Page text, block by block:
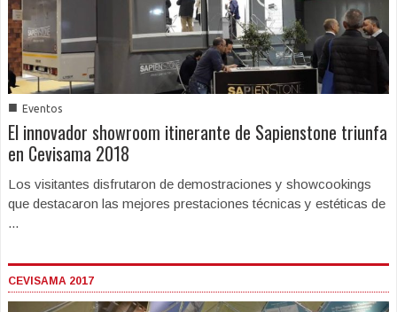
■ Eventos
El innovador showroom itinerante de Sapienstone triunfa
en Cevisama 2018
Los visitantes disfrutaron de demostraciones y showcookings
que destacaron las mejores prestaciones técnicas y estéticas de
...
CEVISAMA 2017